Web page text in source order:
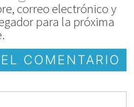
correo electrónico y
para la próxima